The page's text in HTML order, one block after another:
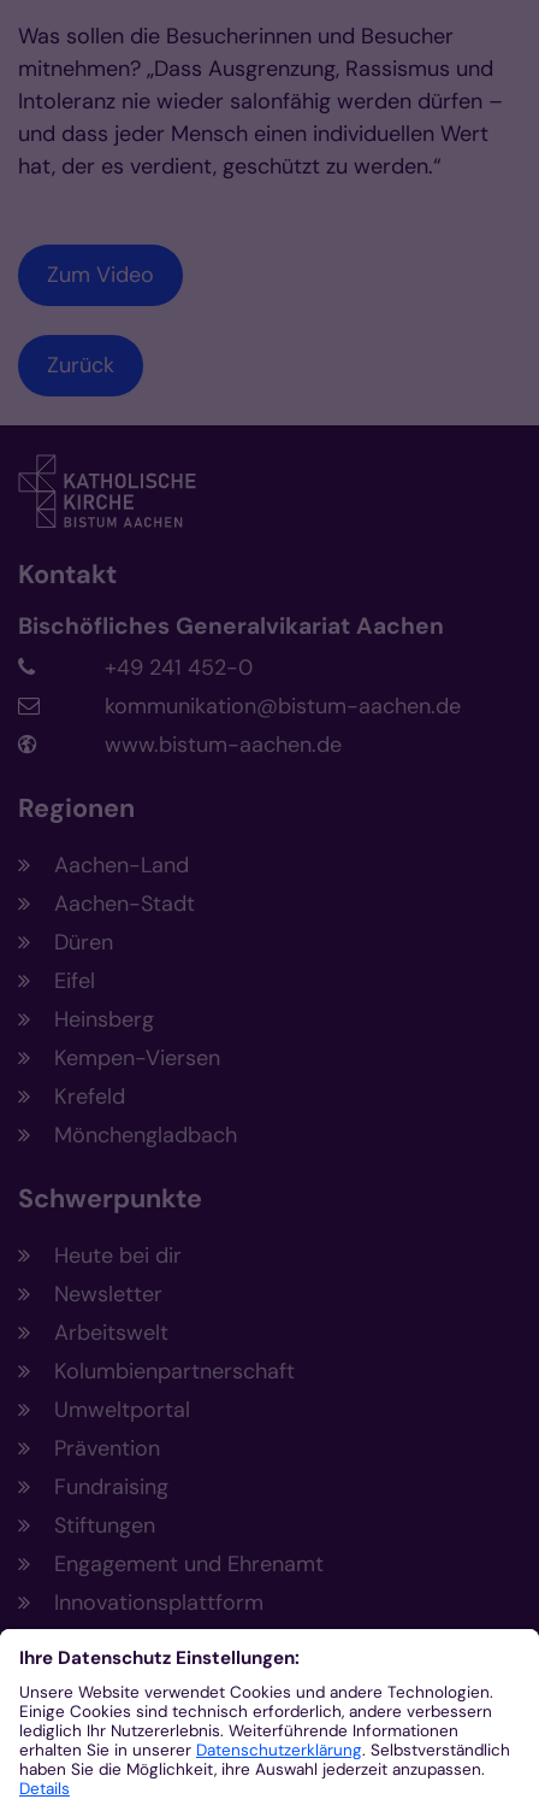
Was sollen die Besucherinnen und Besucher
mitnehmen? „Dass Ausgrenzung, Rassismus und
Intoleranz nie wieder salonfähig werden dürfen –
und dass jeder Mensch einen individuellen Wert
hat, der es verdient, geschützt zu werden.“
Zum Video
Zurück
Kontakt
Bischöfliches Generalvikariat Aachen
+49 241 452-0
kommunikation@bistum-aachen.de
www.bistum-aachen.de
Regionen
Aachen-Land
Aachen-Stadt
Düren
Eifel
Heinsberg
Kempen-Viersen
Krefeld
Mönchengladbach
Schwerpunkte
Heute bei dir
Newsletter
Arbeitswelt
Kolumbienpartnerschaft
Umweltportal
Prävention
Fundraising
Stiftungen
Engagement und Ehrenamt
Innovationsplattform
Aus der Plattform
Nachrichten
Veranstaltungen
Gottesdienste